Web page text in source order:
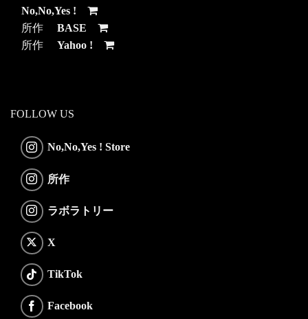
No,No,Yes !
所作 BASE
所作 Yahoo !
FOLLOW US
No,No,Yes ! Store
所作
ラボラトリー
X
TikTok
Facebook